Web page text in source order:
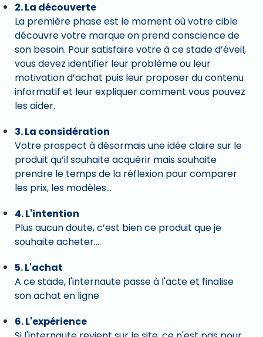
2. La découverte
La première phase est le moment où votre cible
découvre votre marque on prend conscience de
son besoin. Pour satisfaire votre à ce stade d’éveil,
vous devez identifier leur problème ou leur
motivation d’achat puis leur proposer du contenu
informatif et leur expliquer comment vous pouvez
les aider.
3. La considération
Votre prospect à désormais une idée claire sur le
produit qu’il souhaite acquérir mais souhaite
prendre le temps de la réflexion pour comparer
les prix, les modèles…
4. L'intention
Plus aucun doute, c’est bien ce produit que je
souhaite acheter….
5. L'achat
A ce stade, l'internaute passe à l'acte et finalise
son achat en ligne
6. L'expérience